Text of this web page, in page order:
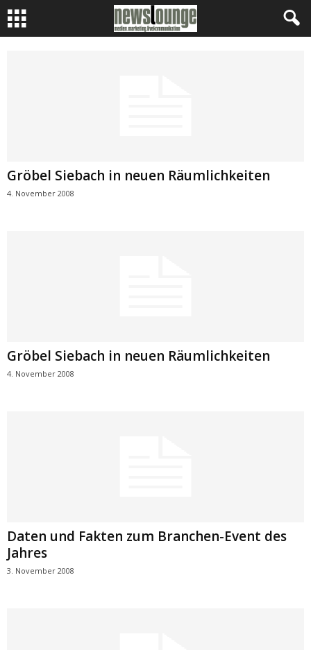
Gröbel Siebach in neuen Räumlichkeiten
4. November 2008
Gröbel Siebach in neuen Räumlichkeiten
4. November 2008
Daten und Fakten zum Branchen-Event des
Jahres
3. November 2008